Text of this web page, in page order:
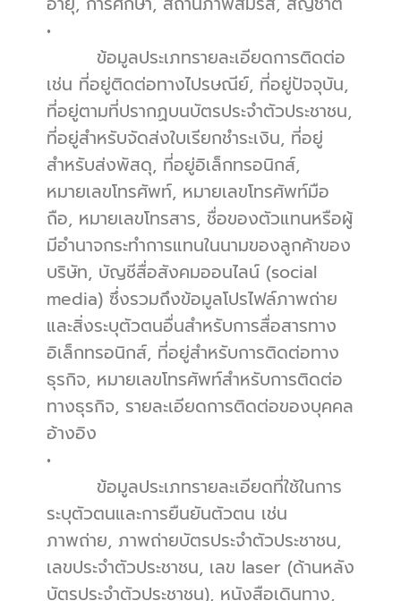
•
ข้อมูลประเภทรายละเอียดการติดต่อ
เช่น ที่อยู่ติดต่อทางไปรษณีย์, ที่อยู่ปัจจุบัน,
ที่อยู่ตามที่ปรากฏบนบัตรประจำตัวประชาชน,
ที่อยู่สำหรับจัดส่งใบเรียกชำระเงิน, ที่อยู่
สำหรับส่งพัสดุ, ที่อยู่อิเล็กทรอนิกส์,
หมายเลขโทรศัพท์, หมายเลขโทรศัพท์มือ
ถือ, หมายเลขโทรสาร, ชื่อของตัวแทนหรือผู้
มีอำนาจกระทำการแทนในนามของลูกค้าของ
บริษัท, บัญชีสื่อสังคมออนไลน์ (social
media) ซึ่งรวมถึงข้อมูลโปรไฟล์ภาพถ่าย
และสิ่งระบุตัวตนอื่นสำหรับการสื่อสารทาง
อิเล็กทรอนิกส์, ที่อยู่สำหรับการติดต่อทาง
ธุรกิจ, หมายเลขโทรศัพท์สำหรับการติดต่อ
ทางธุรกิจ, รายละเอียดการติดต่อของบุคคล
อ้างอิง
•
ข้อมูลประเภทรายละเอียดที่ใช้ในการ
ระบุตัวตนและการยืนยันตัวตน เช่น
ภาพถ่าย, ภาพถ่ายบัตรประจำตัวประชาชน,
เลขประจำตัวประชาชน, เลข laser (ด้านหลัง
บัตรประจำตัวประชาชน), หนังสือเดินทาง,